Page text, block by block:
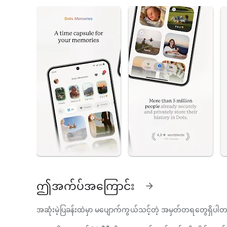
ဤအက်ပ်အကြောင်း arrow_forward
အဆုံးမဲ့ပြခန်းထဲမှာ မပျောက်ကွယ်သင့်တဲ့ အမှတ်တရတွေရှိပါ